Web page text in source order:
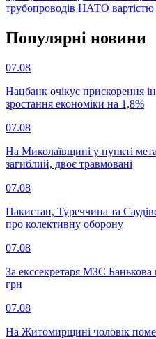
трубопроводів НАТО
Популярнi новини
07.08
Нацбанк очікує прискорення
зростання економіки на 1,8%
07.08
На Миколаївщині у пункті
загиблий, двоє травмовані
07.08
Пакистан, Туреччина та
про колективну оборону
07.08
За екссекретаря МЗС Банькова
грн
07.08
На Житомирщині чоловік